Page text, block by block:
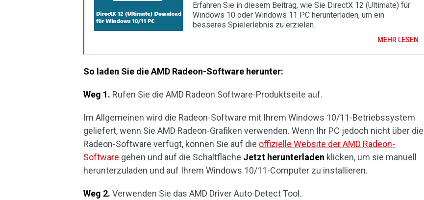
Erfahren Sie in diesem Beitrag, wie Sie DirectX 12 (Ultimate) für
Windows 10 oder Windows 11 PC herunterladen, um ein
besseres Spielerlebnis zu erzielen.
MEHR LESEN
So laden Sie die AMD Radeon-Software herunter:
Weg 1. Rufen Sie die AMD Radeon Software-Produktseite auf.
Im Allgemeinen wird die Radeon-Software mit Ihrem Windows 10/11-Betriebssystem
geliefert, wenn Sie AMD Radeon-Grafiken verwenden. Wenn Ihr PC jedoch nicht über die
Radeon-Software verfügt, können Sie auf die offizielle Website der AMD Radeon-
Software gehen und auf die Schaltfläche Jetzt herunterladen klicken, um sie manuell
herunterzuladen und auf Ihrem Windows 10/11-Computer zu installieren.
Weg 2. Verwenden Sie das AMD Driver Auto-Detect Tool.